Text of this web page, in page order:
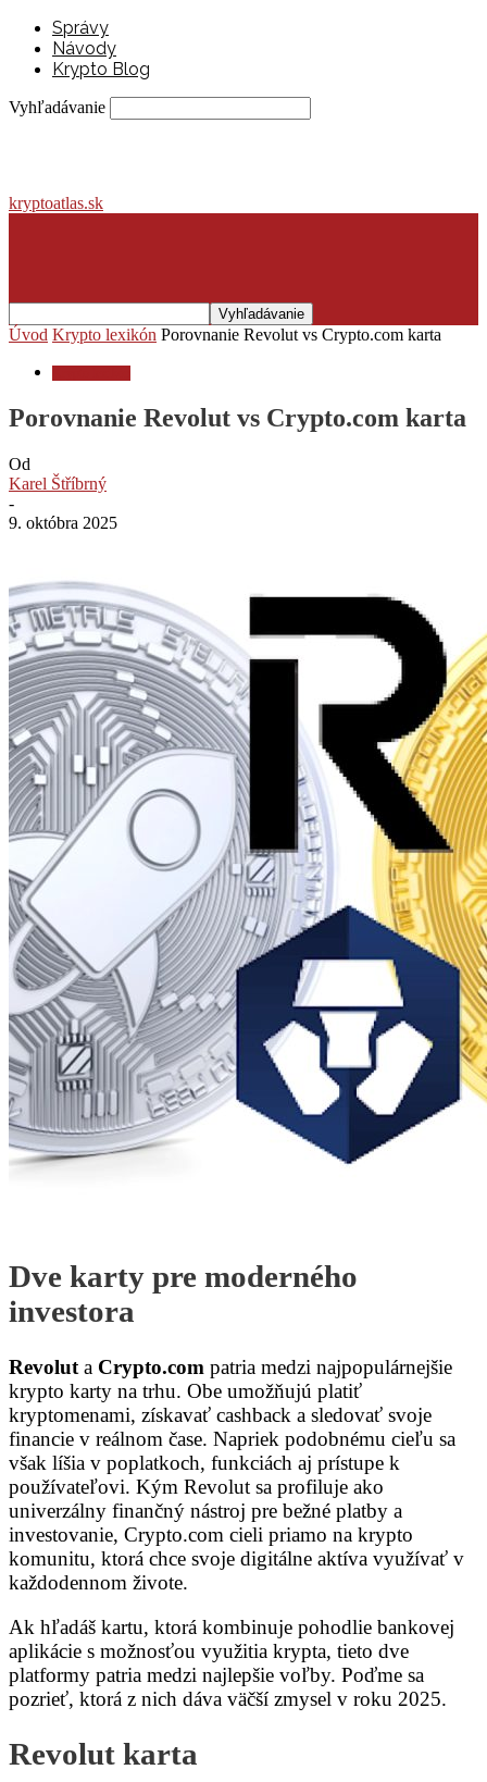
Správy
Návody
Krypto Blog
Vyhľadávanie
kryptoatlas.sk
Úvod Krypto lexikón Porovnanie Revolut vs Crypto.com karta
Porovnanie Revolut vs Crypto.com karta
Od
Karel Štříbrný
-
9. októbra 2025
Dve karty pre moderného
investora
Revolut a Crypto.com patria medzi najpopulárnejšie
krypto karty na trhu. Obe umožňujú platiť
kryptomenami, získavať cashback a sledovať svoje
financie v reálnom čase. Napriek podobnému cieľu sa
však líšia v poplatkoch, funkciách aj prístupe k
používateľovi. Kým Revolut sa profiluje ako
univerzálny finančný nástroj pre bežné platby a
investovanie, Crypto.com cieli priamo na krypto
komunitu, ktorá chce svoje digitálne aktíva využívať v
každodennom živote.
Ak hľadáš kartu, ktorá kombinuje pohodlie bankovej
aplikácie s možnosťou využitia krypta, tieto dve
platformy patria medzi najlepšie voľby. Poďme sa
pozrieť, ktorá z nich dáva väčší zmysel v roku 2025.
Revolut karta